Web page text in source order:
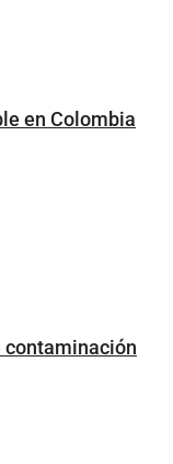
en Colombia